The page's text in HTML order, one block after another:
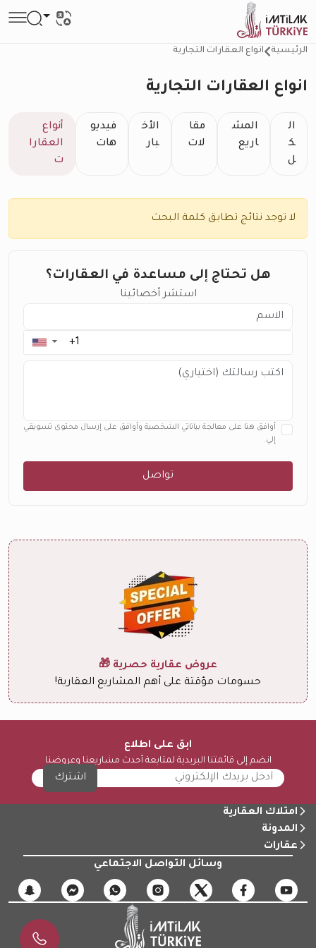
الرئيسية انواع العقارات التجارية
انواع العقارات التجارية
ال
ك
ل
المش
اريع
مقا
لات
الأخ
بار
فيديو
هات
أنواع
العقارا
ت
لا توجد نتائج تطابق كلمة البحث
هل تحتاج إلى مساعدة في العقارات؟
استشر أخصائينا
▼
أوافق هنا على معالجة بياناتي الشخصية وأوافق على إرسال محتوى تسويقي
إلي.
تواصل
عروض عقارية حصرية 🎁
حسومات مؤقتة على أهم المشاريع العقارية!
ابق على اطلاع
انضم إلى قائمتنا البريدية لمتابعة أحدث مشاريعنا وعروضنا
اشترك
امتلاك العقارية
المدونة
عقارات
وسائل التواصل الاجتماعي